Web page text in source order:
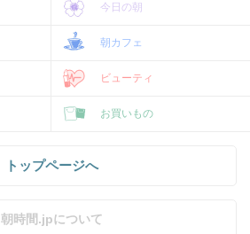
今日の朝
朝カフェ
ビューティ
お買いもの
トップページへ
朝時間.jpについて